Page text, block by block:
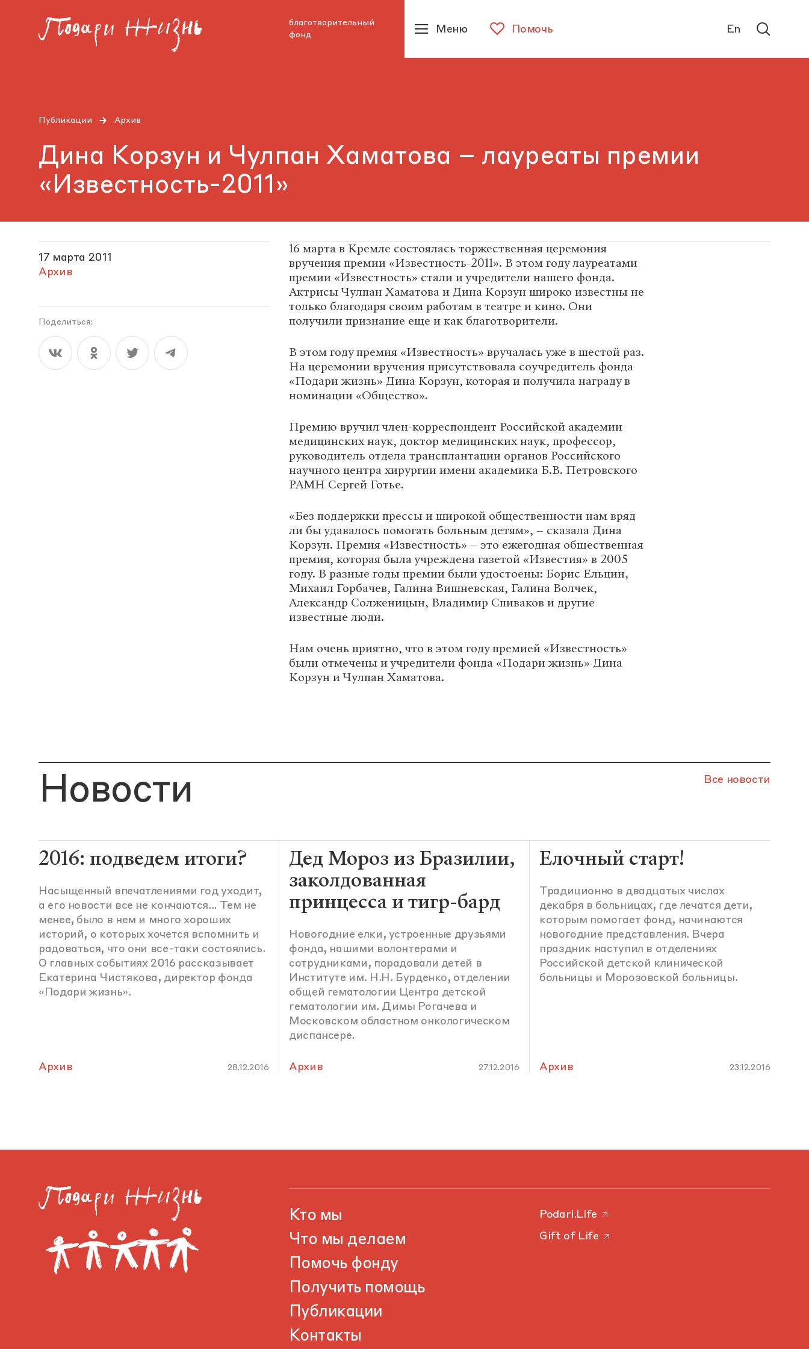
благотворительный
фонд
Помочь
Меню En
Публикации Архив
Дина Корзун и Чулпан Хаматова – лауреаты премии
«Известность-2011»
17 марта 2011
Архив
Поделиться:
16 марта в Кремле состоялась торжественная церемония
вручения премии «Известность-2011». В этом году лауреатами
премии «Известность» стали и учредители нашего фонда.
Актрисы Чулпан Хаматова и Дина Корзун широко известны не
только благодаря своим работам в театре и кино. Они
получили признание еще и как благотворители.
В этом году премия «Известность» вручалась уже в шестой раз.
На церемонии вручения присутствовала соучредитель фонда
«Подари жизнь» Дина Корзун, которая и получила награду в
номинации «Общество».
Премию вручил член-корреспондент Российской академии
медицинских наук, доктор медицинских наук, профессор,
руководитель отдела трансплантации органов Российского
научного центра хирургии имени академика Б.В. Петровского
РАМН Сергей Готье.
«Без поддержки прессы и широкой общественности нам вряд
ли бы удавалось помогать больным детям», – сказала Дина
Корзун. Премия «Известность» – это ежегодная общественная
премия, которая была учреждена газетой «Известия» в 2005
году. В разные годы премии были удостоены: Борис Ельцин,
Михаил Горбачев, Галина Вишневская, Галина Волчек,
Александр Солженицын, Владимир Спиваков и другие
известные люди.
Нам очень приятно, что в этом году премией «Известность»
были отмечены и учредители фонда «Подари жизнь» Дина
Корзун и Чулпан Хаматова.
Новости Все новости
2016: подведем итоги?
Насыщенный впечатлениями год уходит,
а его новости все не кончаются... Тем не
менее, было в нем и много хороших
историй, о которых хочется вспомнить и
радоваться, что они все-таки состоялись.
О главных событиях 2016 рассказывает
Екатерина Чистякова, директор фонда
«Подари жизнь».
Архив 28.12.2016
Дед Мороз из Бразилии,
заколдованная
принцесса и тигр-бард
Новогодние елки, устроенные друзьями
фонда, нашими волонтерами и
сотрудниками, порадовали детей в
Институте им. Н.Н. Бурденко, отделении
общей гематологии Центра детской
гематологии им. Димы Рогачева и
Московском областном онкологическом
диспансере.
Архив 27.12.2016
Елочный старт!
Традиционно в двадцатых числах
декабря в больницах, где лечатся дети,
которым помогает фонд, начинаются
новогодние представления. Вчера
праздник наступил в отделениях
Российской детской клинической
больницы и Морозовской больницы.
Архив 23.12.2016
Кто мы
Что мы делаем
Помочь фонду
Получить помощь
Публикации
Контакты
Podari.Life
Gift of Life